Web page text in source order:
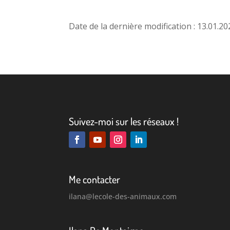
Date de la dernière modification :
Suivez-moi sur les réseaux !
Me contacter
ilana@lecole-des-animaux.com